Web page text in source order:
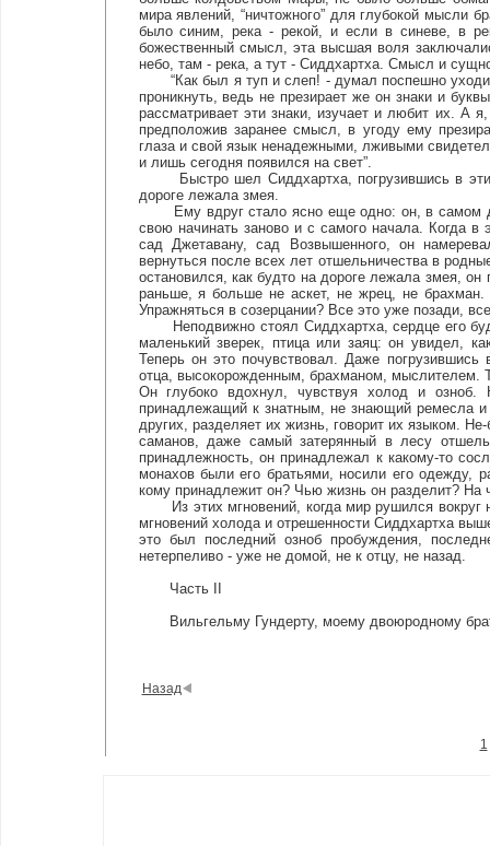
мира явлений, “ничтожного” для глубокой мысли
было синим, река - рекой, и если в синеве, в
божественный смысл, эта высшая воля
небо, там - река, а тут - Сиддхартха. Смысл и
“Как был я туп и слеп! - думал поспешно
проникнуть, ведь не презирает же он знаки и
рассматривает эти знаки, изучает и любит их. А
предположив заранее смысл, в угоду ему
глаза и свой язык ненадежными, лживыми
и лишь сегодня появился на свет”.
Быстро шел Сиддхартха, погрузившись в эти
дороге лежала змея.
Ему вдруг стало ясно еще одно: он, в самом
свою начинать заново и с самого начала. Когда
сад Джетавану, сад Возвышенного, он
вернуться после всех лет отшельничества в
остановился, как будто на дороге лежала змея,
раньше, я больше не аскет, не жрец, не
Упражняться в созерцании? Все это уже позади,
Неподвижно стоял Сиддхартха, сердце его
маленький зверек, птица или заяц: он увидел,
Теперь он это почувствовал. Даже погрузившись
отца, высокорожденным, брахманом, мыслителем.
Он глубоко вдохнул, чувствуя холод и
принадлежащий к знатным, не знающий ремесла
других, разделяет их жизнь, говорит их языком.
саманов, даже самый затерянный в лесу
принадлежность, он принадлежал к какому-то
монахов были его братьями, носили его одежду,
кому принадлежит он? Чью жизнь он разделит? На
Из этих мгновений, когда мир рушился вокруг
мгновений холода и отрешенности Сиддхартха
это был последний озноб пробуждения,
нетерпеливо - уже не домой, не к отцу, не назад.
Часть II
Вильгельму Гундерту, моему двоюродному
Назад
1